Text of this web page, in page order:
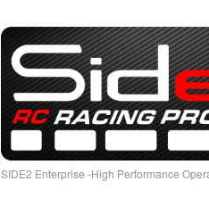
SIDE2 Enterprise -High Performance